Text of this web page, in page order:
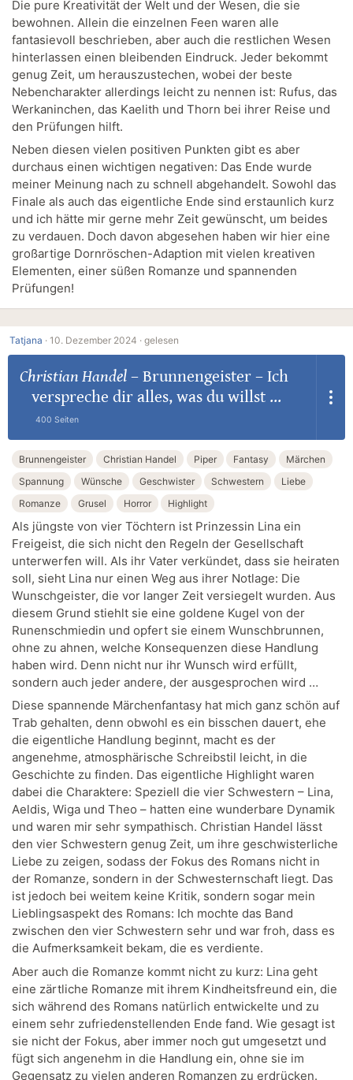
Die pure Kreativität der Welt und der Wesen, die sie
bewohnen. Allein die einzelnen Feen waren alle
fantasievoll beschrieben, aber auch die restlichen Wesen
hinterlassen einen bleibenden Eindruck. Jeder bekommt
genug Zeit, um herauszustechen, wobei der beste
Nebencharakter allerdings leicht zu nennen ist: Rufus, das
Werkaninchen, das Kaelith und Thorn bei ihrer Reise und
den Prüfungen hilft.
Neben diesen vielen positiven Punkten gibt es aber
durchaus einen wichtigen negativen: Das Ende wurde
meiner Meinung nach zu schnell abgehandelt. Sowohl das
Finale als auch das eigentliche Ende sind erstaunlich kurz
und ich hätte mir gerne mehr Zeit gewünscht, um beides
zu verdauen. Doch davon abgesehen haben wir hier eine
großartige Dornröschen-Adaption mit vielen kreativen
Elementen, einer süßen Romanze und spannenden
Prüfungen!
Tatjana · 10. Dezember 2024 · gelesen
Christian Handel– Brunnengeister – Ich
verspreche dir alles, was du willst ...
400 Seiten
Brunnengeister Christian Handel Piper Fantasy
Märchen
Spannung
Wünsche Geschwister Schwestern
Liebe
Romanze
Grusel Horror Highlight
Als jüngste von vier Töchtern ist Prinzessin Lina ein
Freigeist, die sich nicht den Regeln der Gesellschaft
unterwerfen will. Als ihr Vater verkündet, dass sie heiraten
soll, sieht Lina nur einen Weg aus ihrer Notlage: Die
Wunschgeister, die vor langer Zeit versiegelt wurden. Aus
diesem Grund stiehlt sie eine goldene Kugel von der
Runenschmiedin und opfert sie einem Wunschbrunnen,
ohne zu ahnen, welche Konsequenzen diese Handlung
haben wird. Denn nicht nur ihr Wunsch wird erfüllt,
sondern auch jeder andere, der ausgesprochen wird …
Diese spannende Märchenfantasy hat mich ganz schön auf
Trab gehalten, denn obwohl es ein bisschen dauert, ehe
die eigentliche Handlung beginnt, macht es der
angenehme, atmosphärische Schreibstil leicht, in die
Geschichte zu finden. Das eigentliche Highlight waren
dabei die Charaktere: Speziell die vier Schwestern – Lina,
Aeldis, Wiga und Theo – hatten eine wunderbare Dynamik
und waren mir sehr sympathisch. Christian Handel lässt
den vier Schwestern genug Zeit, um ihre geschwisterliche
Liebe zu zeigen, sodass der Fokus des Romans nicht in
der Romanze, sondern in der Schwesternschaft liegt. Das
ist jedoch bei weitem keine Kritik, sondern sogar mein
Lieblingsaspekt des Romans: Ich mochte das Band
zwischen den vier Schwestern sehr und war froh, dass es
die Aufmerksamkeit bekam, die es verdiente.
Aber auch die Romanze kommt nicht zu kurz: Lina geht
eine zärtliche Romanze mit ihrem Kindheitsfreund ein, die
sich während des Romans natürlich entwickelte und zu
einem sehr zufriedenstellenden Ende fand. Wie gesagt ist
sie nicht der Fokus, aber immer noch gut umgesetzt und
fügt sich angenehm in die Handlung ein, ohne sie im
Gegensatz zu vielen anderen Romanzen zu erdrücken.